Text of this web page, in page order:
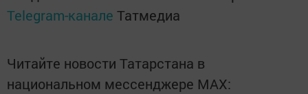
Telegram-канале Татмедиа
Читайте новости Татарстана в
национальном мессенджере MАХ: